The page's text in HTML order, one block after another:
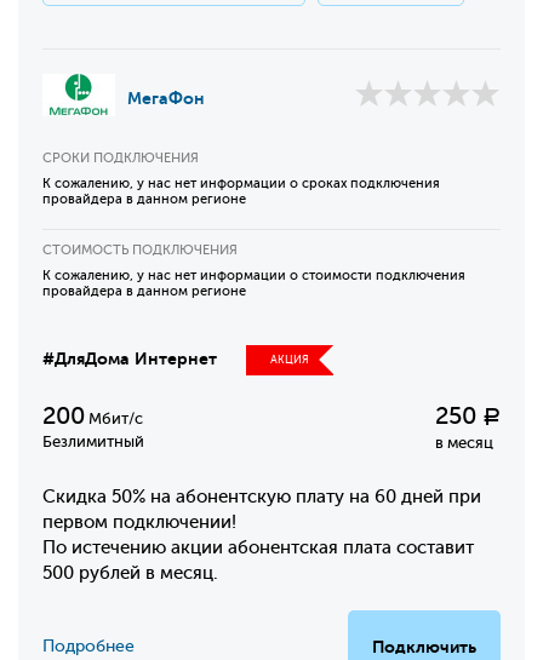
МегаФон
СРОКИ ПОДКЛЮЧЕНИЯ
К сожалению, у нас нет информации о сроках подключения
провайдера в данном регионе
СТОИМОСТЬ ПОДКЛЮЧЕНИЯ
К сожалению, у нас нет информации о стоимости подключения
провайдера в данном регионе
#ДляДома Интернет АКЦИЯ
200 Мбит/с
Безлимитный
250 Р
в месяц
Скидка 50% на абонентскую плату на 60 дней при
первом подключении!
По истечению акции абонентская плата составит
500 рублей в месяц.
Подключить
Подробнее